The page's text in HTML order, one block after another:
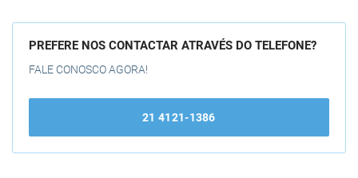
PREFERE NOS CONTACTAR ATRAVÉS DO TELEFONE?
FALE CONOSCO AGORA!
21 4121-1386